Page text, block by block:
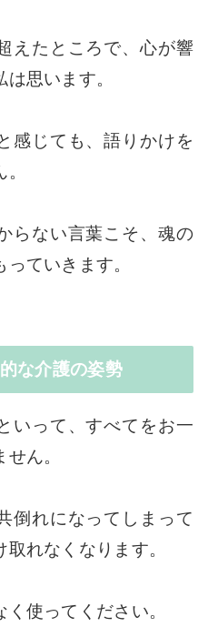
えたところで、心が響
思います。
感じても、語りかけを
らない言葉こそ、魂の
ていきます。
な介護の姿勢
いって、すべてをお一
ん。
倒れになってしまって
れなくなります。
使ってください。